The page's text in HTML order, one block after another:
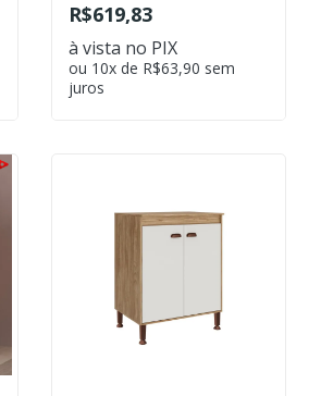
R$619,83
à vista no PIX
ou 10x de R$63,90 sem
juros